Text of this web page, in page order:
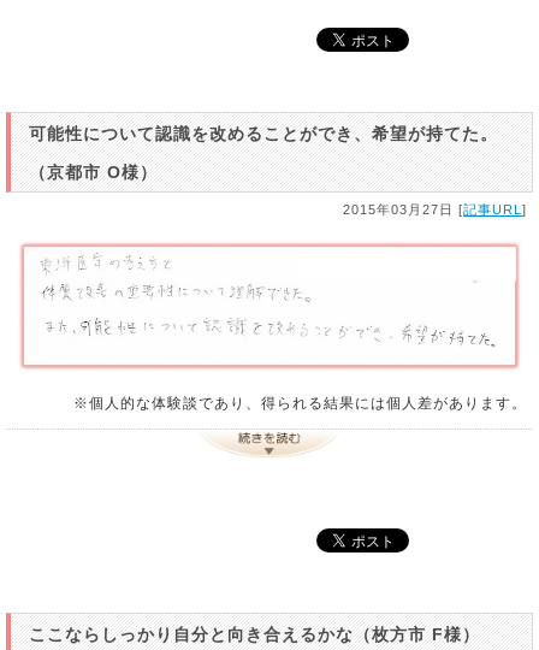
可能性について認識を改めることができ、希望が持てた。
（京都市 O様）
2015年03月27日 [記事URL ]
※個人的な体験談であり、得られる結果には個人差があります。
ここならしっかり自分と向き合えるかな（枚方市 F様）